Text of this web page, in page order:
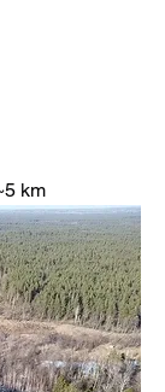
km